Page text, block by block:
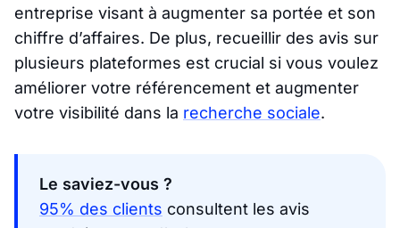
entreprise visant à augmenter sa portée et son
chiffre d’affaires. De plus, recueillir des avis sur
plusieurs plateformes est crucial si vous voulez
améliorer votre référencement et augmenter
votre visibilité dans la recherche sociale.
Le saviez-vous ?
95% des clients consultent les avis